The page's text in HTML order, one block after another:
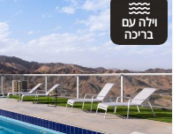
וילה עם
בריכה